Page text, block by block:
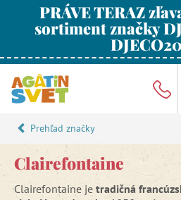
PRÁVE TERAZ
sortiment značky
Prehľad značky
Clairefontaine
Clairefontaine je tradičná